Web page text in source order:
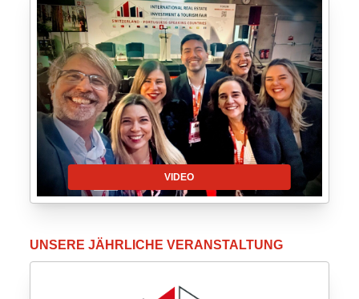
VIDEO
UNSERE JÄHRLICHE VERANSTALTUNG